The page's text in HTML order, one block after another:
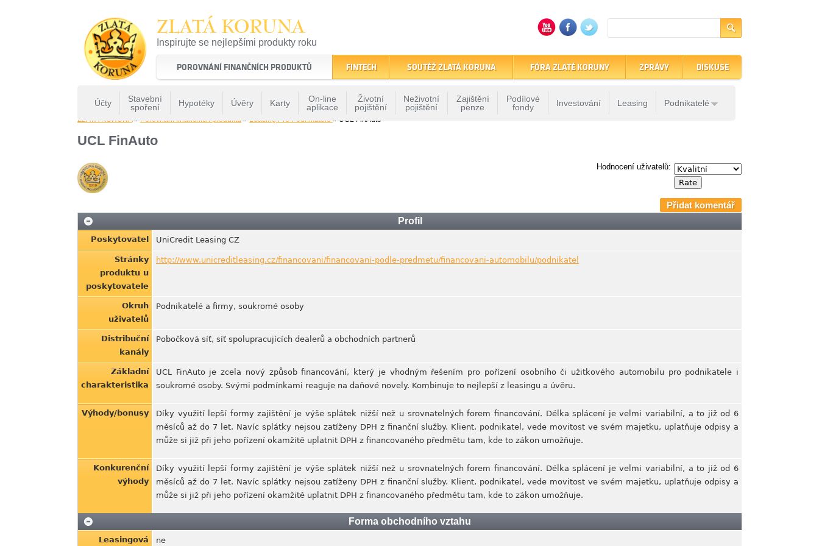
ZLATÁ KORUNA
Inspirujte se nejlepšími produkty roku
22 let tradice a kvality na finančním trhu
POROVNÁNÍ FINANČNÍCH PRODUKTŮ
Účty
Stavební
spoření
Hypotéky Úvěry Karty
On-line
aplikace
Životní
pojištění
Neživotní
pojištění
Zajištění
penze
Podílové
fondy
Investování Leasing Podnikatelé
FINTECH SOUTĚŽ ZLATÁ KORUNA FÓRA ZLATÉ KORUNY ZPRÁVY DISKUSE
ZLATÁ KORUNA» Porovnání finančních produktů » Leasing Pro Podnikatele » UCL FinAuto
UCL FinAuto
Hodnocení uživatelů:
Přidat komentář
Profil
Poskytovatel UniCredit Leasing CZ
Stránky
produktu u
poskytovatele
http://www.unicreditleasing.cz/financovani/financovani-podle-predmetu/financovani-automobilu/podnikatel
Okruh
uživatelů
Podnikatelé a firmy, soukromé osoby
Distribuční
kanály
Pobočková síť, síť spolupracujících dealerů a obchodních partnerů
Základní
charakteristika
UCL FinAuto je zcela nový způsob financování, který je vhodným řešením pro pořízení osobního či užitkového automobilu pro podnikatele i
soukromé osoby. Svými podmínkami reaguje na daňové novely. Kombinuje to nejlepší z leasingu a úvěru.
Výhody/bonusy
Díky využití lepší formy zajištění je výše splátek nižší než u srovnatelných forem financování. Délka splácení je velmi variabilní, a to již od 6
měsíců až do 7 let. Navíc splátky nejsou zatíženy DPH z finanční služby. Klient, podnikatel, vede movitost ve svém majetku, uplatňuje odpisy a
může si již při jeho pořízení okamžitě uplatnit DPH z financovaného předmětu tam, kde to zákon umožňuje.
Konkurenční
výhody
Díky využití lepší formy zajištění je výše splátek nižší než u srovnatelných forem financování. Délka splácení je velmi variabilní, a to již od 6
měsíců až do 7 let. Navíc splátky nejsou zatíženy DPH z finanční služby. Klient, podnikatel, vede movitost ve svém majetku, uplatňuje odpisy a
může si již při jeho pořízení okamžitě uplatnit DPH z financovaného předmětu tam, kde to zákon umožňuje.
Forma obchodního vztahu
Leasingová
ne